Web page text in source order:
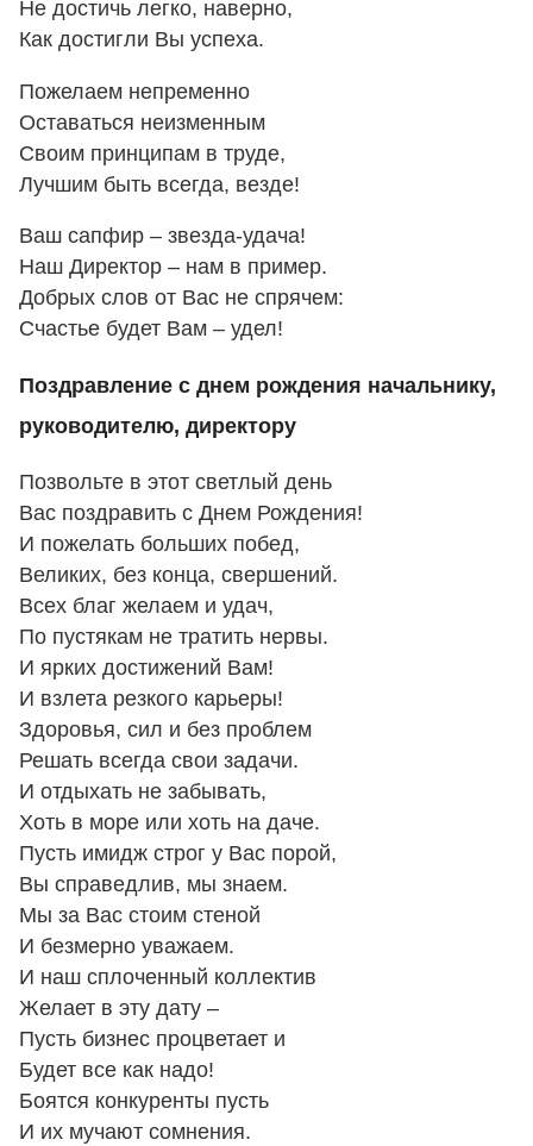
Не достичь легко, наверно,
Как достигли Вы успеха.
Пожелаем непременно
Оставаться неизменным
Своим принципам в труде,
Лучшим быть всегда, везде!
Ваш сапфир – звезда-удача!
Наш Директор – нам в пример.
Добрых слов от Вас не спрячем:
Счастье будет Вам – удел!
Поздравление с днем рождения начальнику,
руководителю, директору
Позвольте в этот светлый день
Вас поздравить с Днем Рождения!
И пожелать больших побед,
Великих, без конца, свершений.
Всех благ желаем и удач,
По пустякам не тратить нервы.
И ярких достижений Вам!
И взлета резкого карьеры!
Здоровья, сил и без проблем
Решать всегда свои задачи.
И отдыхать не забывать,
Хоть в море или хоть на даче.
Пусть имидж строг у Вас порой,
Вы справедлив, мы знаем.
Мы за Вас стоим стеной
И безмерно уважаем.
И наш сплоченный коллектив
Желает в эту дату –
Пусть бизнес процветает и
Будет все как надо!
Боятся конкуренты пусть
И их мучают сомнения.